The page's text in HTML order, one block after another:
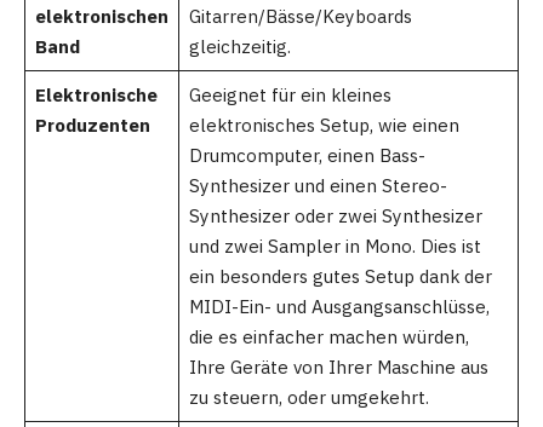
elektronischen
Band
Gitarren/Bässe/Keyboards
gleichzeitig.
Elektronische
Produzenten
Geeignet für ein kleines
elektronisches Setup, wie einen
Drumcomputer, einen Bass-
Synthesizer und einen Stereo-
Synthesizer oder zwei Synthesizer
und zwei Sampler in Mono. Dies ist
ein besonders gutes Setup dank der
MIDI-Ein- und Ausgangsanschlüsse,
die es einfacher machen würden,
Ihre Geräte von Ihrer Maschine aus
zu steuern, oder umgekehrt.